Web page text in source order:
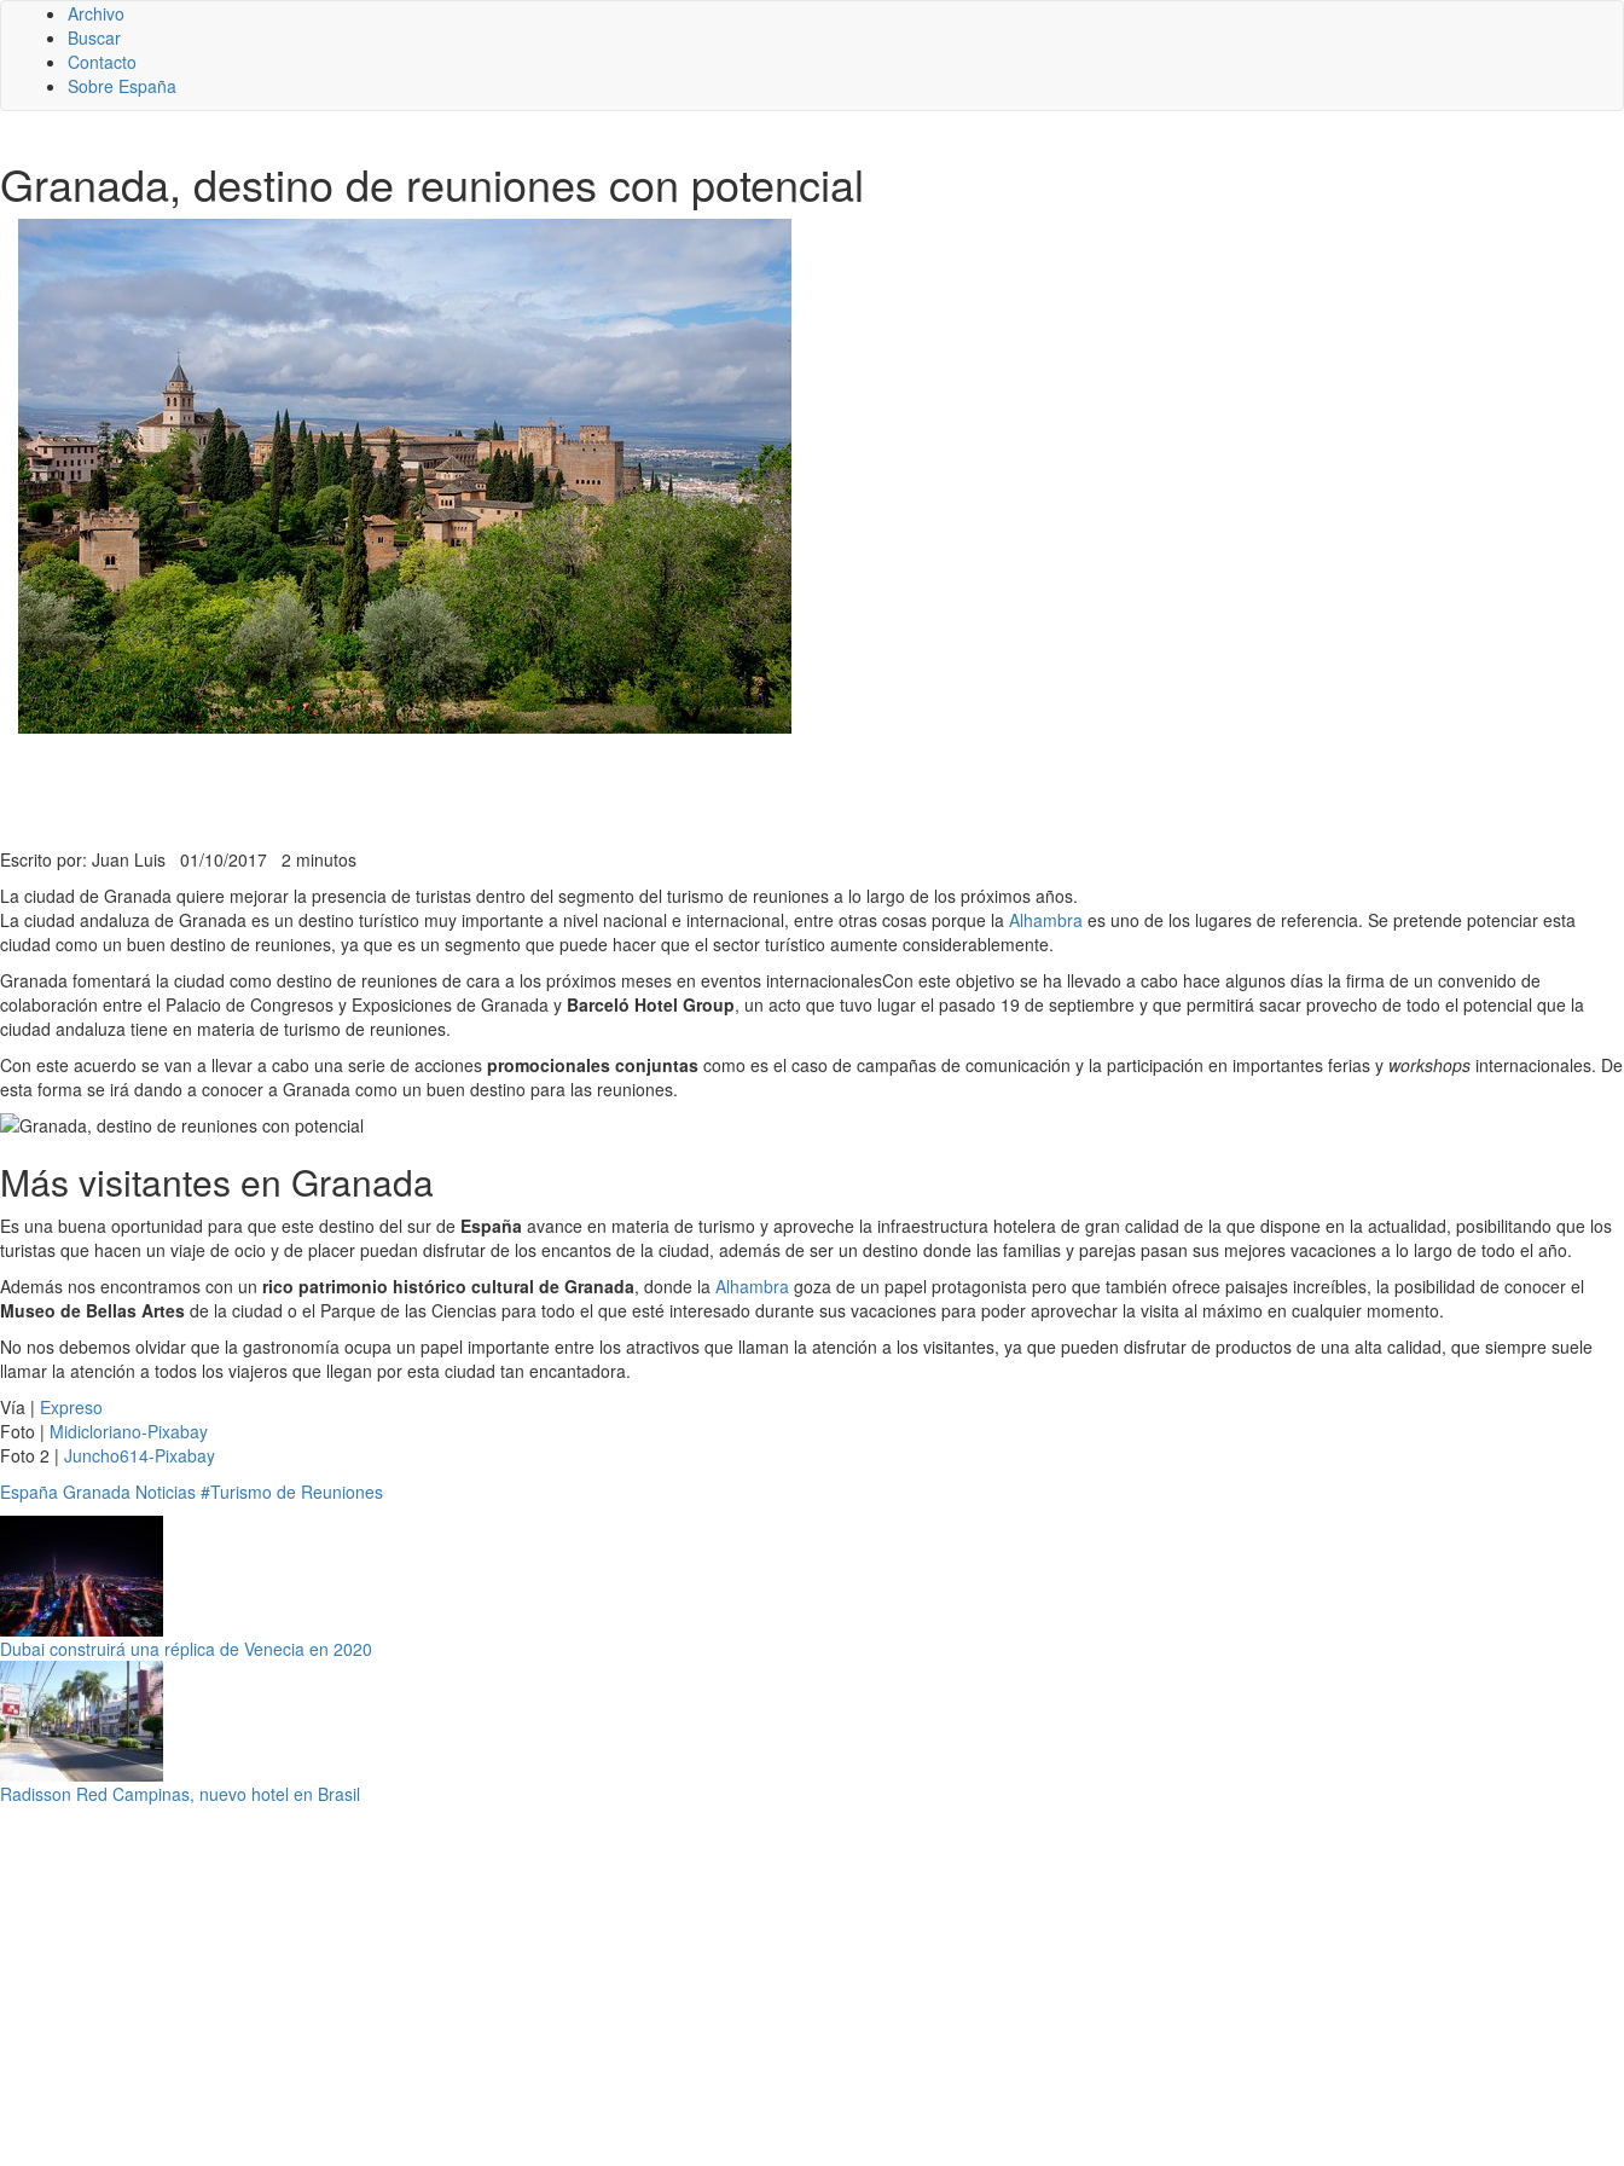
Archivo
Buscar
Contacto
Sobre España
Granada, destino de reuniones con potencial
Escrito por: Juan Luis 01/10/2017 2 minutos
La ciudad de Granada quiere mejorar la presencia de turistas dentro del segmento del turismo de reuniones a lo largo de los próximos años.
La ciudad andaluza de Granada es un destino turístico muy importante a nivel nacional e internacional, entre otras cosas porque la Alhambra es uno de los lugares de referencia. Se pretende potenciar esta
ciudad como un buen destino de reuniones, ya que es un segmento que puede hacer que el sector turístico aumente considerablemente.
Granada fomentará la ciudad como destino de reuniones de cara a los próximos meses en eventos internacionalesCon este objetivo se ha llevado a cabo hace algunos días la firma de un convenido de
colaboración entre el Palacio de Congresos y Exposiciones de Granada y Barceló Hotel Group, un acto que tuvo lugar el pasado 19 de septiembre y que permitirá sacar provecho de todo el potencial que la
ciudad andaluza tiene en materia de turismo de reuniones.
Con este acuerdo se van a llevar a cabo una serie de acciones promocionales conjuntas como es el caso de campañas de comunicación y la participación en importantes ferias y workshops internacionales. De
esta forma se irá dando a conocer a Granada como un buen destino para las reuniones.
Más visitantes en Granada
Es una buena oportunidad para que este destino del sur de España avance en materia de turismo y aproveche la infraestructura hotelera de gran calidad de la que dispone en la actualidad, posibilitando que los
turistas que hacen un viaje de ocio y de placer puedan disfrutar de los encantos de la ciudad, además de ser un destino donde las familias y parejas pasan sus mejores vacaciones a lo largo de todo el año.
Además nos encontramos con un rico patrimonio histórico cultural de Granada, donde la Alhambra goza de un papel protagonista pero que también ofrece paisajes increíbles, la posibilidad de conocer el
Museo de Bellas Artes de la ciudad o el Parque de las Ciencias para todo el que esté interesado durante sus vacaciones para poder aprovechar la visita al máximo en cualquier momento.
No nos debemos olvidar que la gastronomía ocupa un papel importante entre los atractivos que llaman la atención a los visitantes, ya que pueden disfrutar de productos de una alta calidad, que siempre suele
llamar la atención a todos los viajeros que llegan por esta ciudad tan encantadora.
Vía | Expreso
Foto | Midicloriano-Pixabay
Foto 2 | Juncho614-Pixabay
España Granada Noticias #Turismo de Reuniones
Dubai construirá una réplica de Venecia en 2020
Radisson Red Campinas, nuevo hotel en Brasil